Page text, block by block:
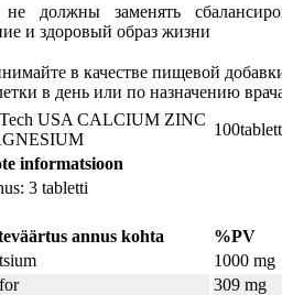
должны заменять
и здоровый образ жизни
в качестве пищевой
в день или по назначению
USA CALCIUM ZINC
informatsioon
3 tabletti
annus kohta
%PV
1000 mg
309 mg